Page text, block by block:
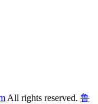
All rights reserved. 鲁